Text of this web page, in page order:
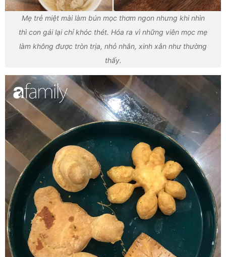
Mẹ trẻ miệt mài làm bún mọc thơm ngon nhưng khi nhìn
thì con gái lại chỉ khóc thét. Hóa ra vì những viên mọc mẹ
làm không được tròn trịa, nhỏ nhắn, xinh xắn như thường
thấy.